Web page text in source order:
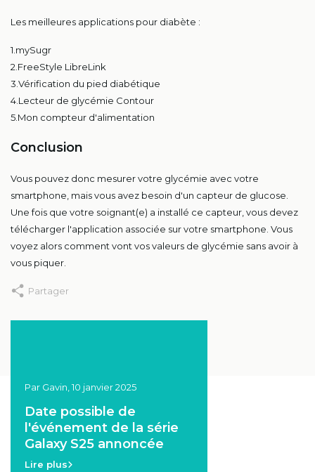
Les meilleures applications pour diabète :
1.mySugr
2.FreeStyle LibreLink
3.Vérification du pied diabétique
4.Lecteur de glycémie Contour
5.Mon compteur d'alimentation
Conclusion
Vous pouvez donc mesurer votre glycémie avec votre
smartphone, mais vous avez besoin d'un capteur de glucose.
Une fois que votre soignant(e) a installé ce capteur, vous devez
télécharger l'application associée sur votre smartphone. Vous
voyez alors comment vont vos valeurs de glycémie sans avoir à
vous piquer.
Partager
Par Gavin, 10 janvier 2025
Date possible de
l'événement de la série
Galaxy S25 annoncée
Lire plus